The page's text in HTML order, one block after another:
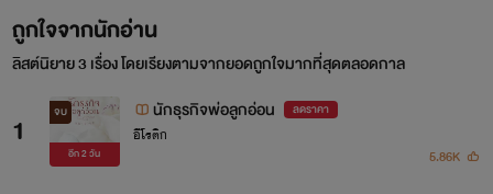
ถูกใจจากนักอ่าน
ลิสต์นิยาย 3 เรื่อง โดยเรียงตามจากยอดถูกใจมากที่สุดตลอดกาล
1 จบ
อีก2 วัน
นักธุรกิจพ่อลูกอ่อน ลดราคา
อีโรติก
5.86K